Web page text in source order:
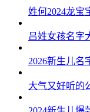
姓何2024龙宝
吕姓女孩名字
2026新生儿名
大气又好听的